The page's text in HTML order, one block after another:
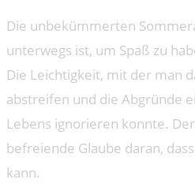
Die unbekümmerten
unterwegs ist, um Spaß zu
Die Leichtigkeit, mit der man
abstreifen und die Abgründe
Lebens ignorieren konnte.
befreiende Glaube daran,
kann.